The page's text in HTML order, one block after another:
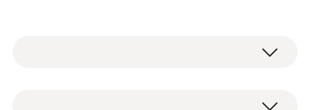
Fuente de alimentación enchufable, 5 V CC